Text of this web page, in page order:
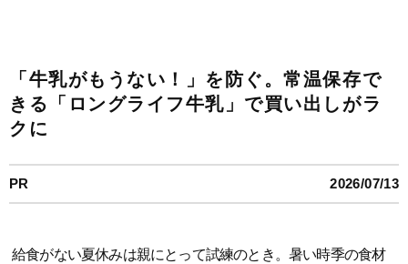
「牛乳がもうない！」を防ぐ。常温保存で
きる「ロングライフ牛乳」で買い出しがラ
クに
PR 2026/07/13
給食がない夏休みは親にとって試練のとき。暑い時季の食材